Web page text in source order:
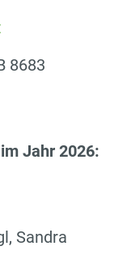
8683
Jahr 2026:
Sandra